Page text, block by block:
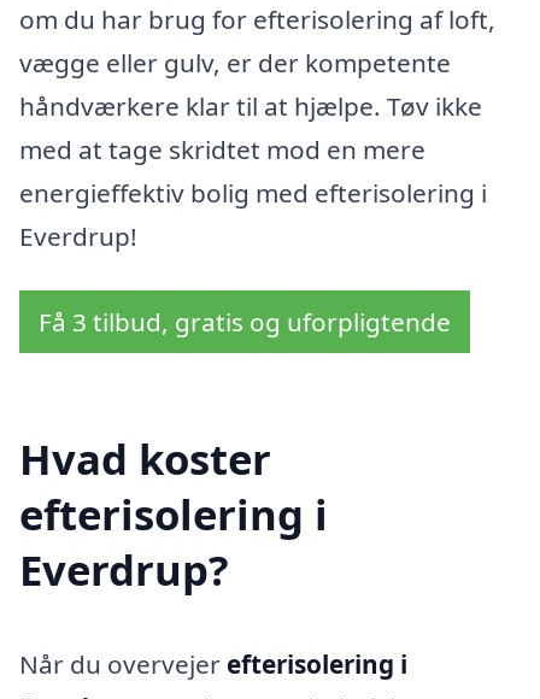
om du har brug for efterisolering af loft,
vægge eller gulv, er der kompetente
håndværkere klar til at hjælpe. Tøv ikke
med at tage skridtet mod en mere
energieffektiv bolig med efterisolering i
Everdrup!
Få 3 tilbud, gratis og uforpligtende
Hvad koster
efterisolering i
Everdrup?
Når du overvejer efterisolering i